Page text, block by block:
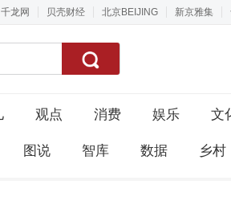
千龙网 贝壳财经 北京BEIJING 新京雅集
观点 消费 娱乐 文
图说 智库 数据 乡村